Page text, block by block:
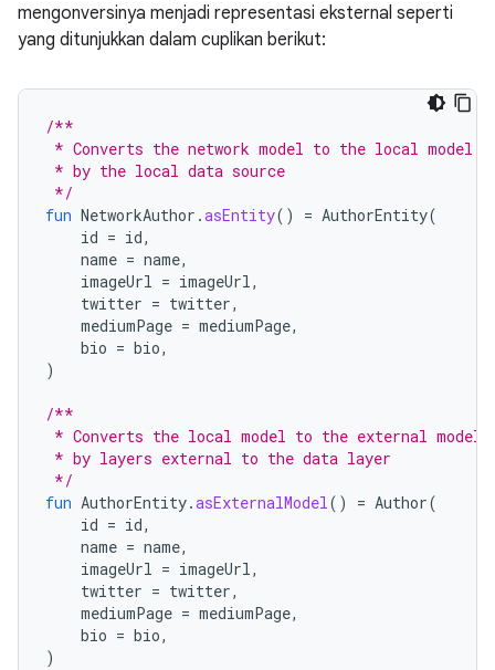
mengonversinya menjadi representasi eksternal seperti
yang ditunjukkan dalam cuplikan berikut:
/**
* Converts the network model to the local model
* by the local data source
*/
fun NetworkAuthor .asEntity() = AuthorEntity(
id = id,
name = name,
imageUrl = imageUrl,
twitter = twitter,
mediumPage = mediumPage,
bio = bio,
)
/**
* Converts the local model to the external model
* by layers external to the data layer
*/
fun AuthorEntity.asExternalModel() = Author(
id = id,
name = name,
imageUrl = imageUrl,
twitter = twitter,
mediumPage = mediumPage,
bio = bio,
)